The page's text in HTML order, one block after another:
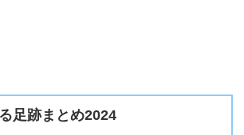
足跡まとめ2024